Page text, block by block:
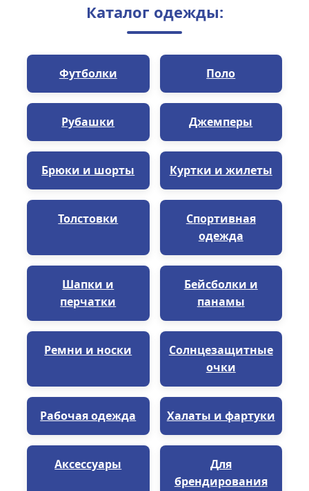
Каталог одежды:
Футболки Поло
Рубашки Джемперы
Брюки и шорты Куртки и жилеты
Толстовки
Спортивная
одежда
Шапки и
перчатки
Бейсболки и
панамы
Ремни и носки
Солнцезащитные
очки
Рабочая одежда Халаты и фартуки
Аксессуары
Для
брендирования